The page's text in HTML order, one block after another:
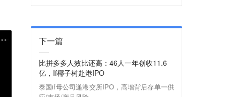
下一篇
比拼多多人效比还高：46人一年创收11.6
亿，If椰子树赴港IPO
泰国if母公司递港交所IPO，高增背后存单一供